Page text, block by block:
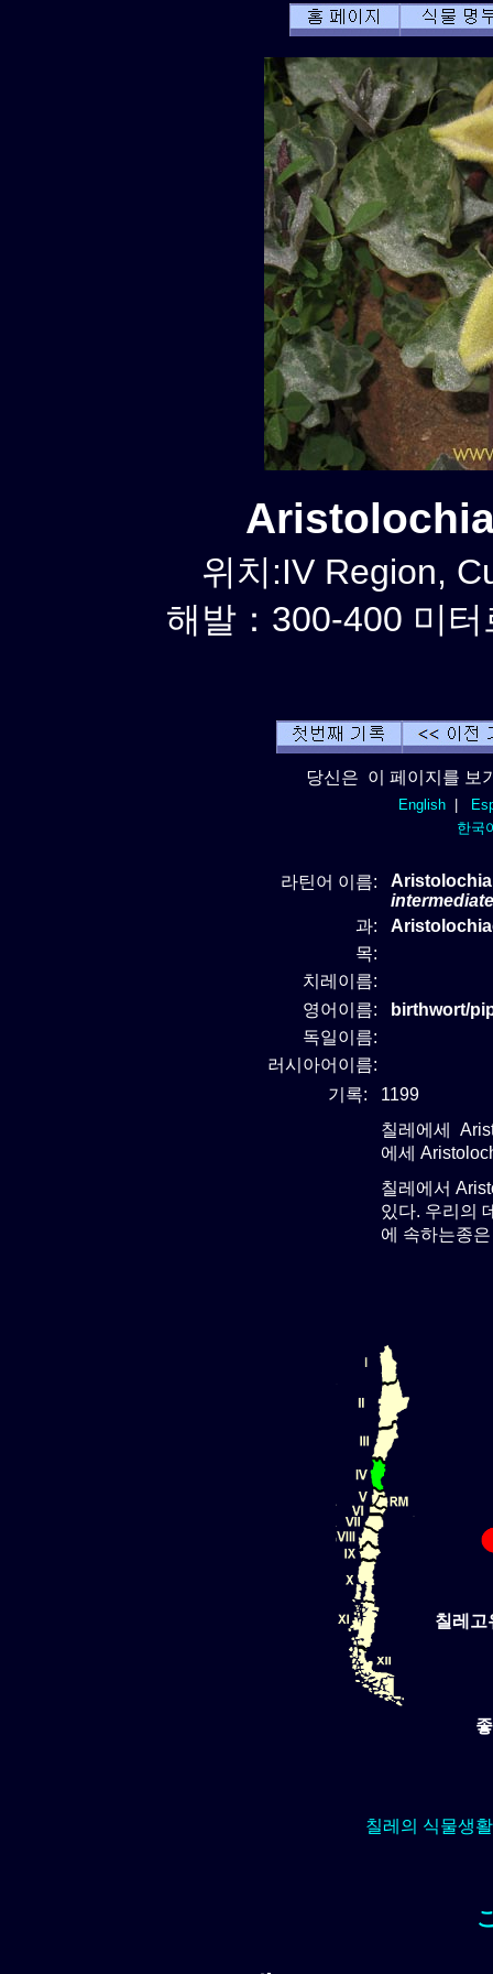
위치:IV Region,
해발：300-400 미
당신은 이 페이지를 보
English|
한국
라틴어 이름:
intermediate
과:
목:
치레이름:
영어이름:
birthwort/
독일이름:
러시아어이름:
기록:
1199
칠레에세
에세
칠레에서
있다. 우리의
에 속하는종
칠레
칠레의 식물생